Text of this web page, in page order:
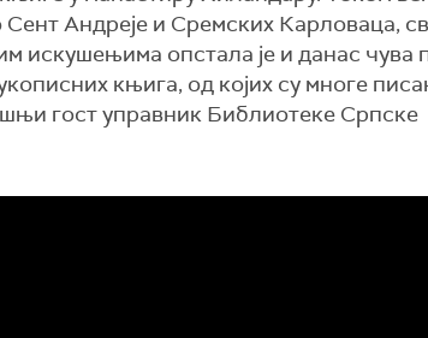
Андреје и Сремских Карловаца,
искушењима опстала је и данас чува
књига, од којих су многе
гост управник Библиотеке Српске